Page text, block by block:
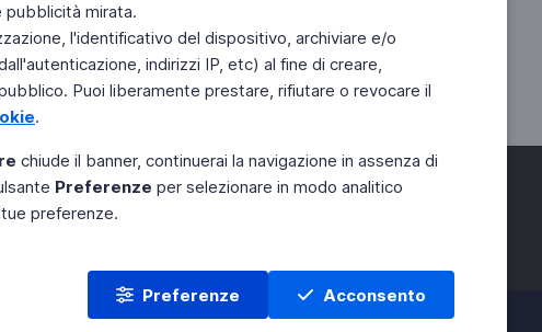
pubblicità mirata.
l'identificativo del dispositivo, archiviare e/o
indirizzi IP, etc) al fine di creare,
Puoi liberamente prestare, rifiutare o revocare il
.
chiude il banner, continuerai la navigazione in assenza di
Preferenze per selezionare in modo analitico
preferenze.
Preferenze Acconsento